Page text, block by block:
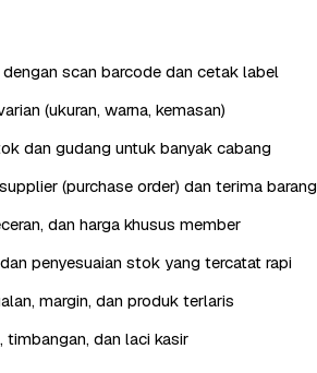
dengan scan barcode dan cetak label
(ukuran, warna, kemasan)
dan gudang untuk banyak cabang
(purchase order) dan terima barang
dan harga khusus member
penyesuaian stok yang tercatat rapi
margin, dan produk terlaris
timbangan, dan laci kasir